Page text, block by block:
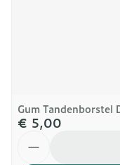
Gum Tandenborstel
€ 5,00